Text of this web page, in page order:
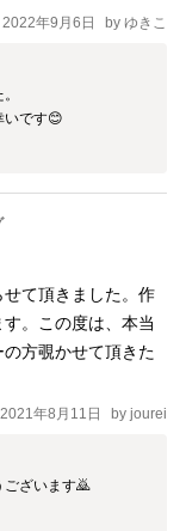
2022年9月6日 by ゆきこ
いです😊
て頂きました。作
。この度は、本当
方覗かせて頂きた
2021年8月11日 by jourei
ございます🙇